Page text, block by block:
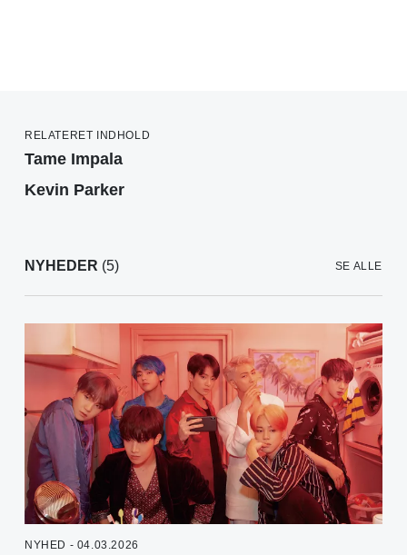
RELATERET INDHOLD
Tame Impala
Kevin Parker
NYHEDER (5) SE ALLE
NYHED - 04.03.2026